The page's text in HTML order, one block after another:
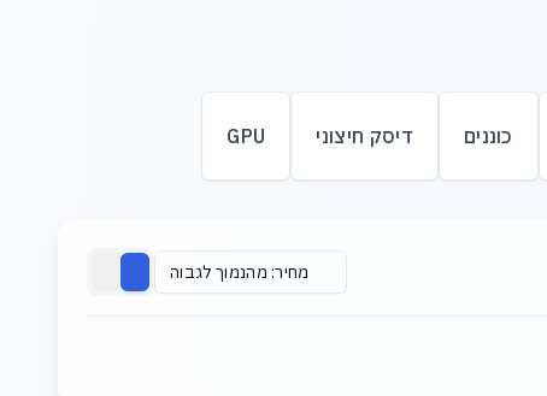
כוננים דיסק חיצוני GPU
מחיר: מהנמוך לגבוה